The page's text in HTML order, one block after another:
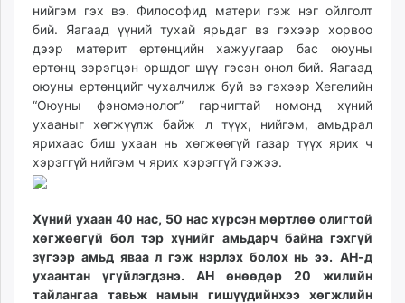
нийгэм гэх вэ. Философид матери гэж нэг ойлголт
бий. Яагаад үүний тухай ярьдаг вэ гэхээр хорвоо
дээр материт ертөнцийн хажуугаар бас оюуны
ертөнц зэрэгцэн оршдог шүү гэсэн онол бий. Яагаад
оюуны ертөнцийг чухалчилж буй вэ гэхээр Хегелийн
“Оюуны фэномэнолог” гарчигтай номонд хүний
ухааныг хөгжүүлж байж л түүх, нийгэм, амьдрал
ярихаас биш ухаан нь хөгжөөгүй газар түүх ярих ч
хэрэггүй нийгэм ч ярих хэрэггүй гэжээ.
Хүний ухаан 40 нас, 50 нас хүрсэн мөртлөө олигтой
хөгжөөгүй бол тэр хүнийг амьдарч байна гэхгүй
зүгээр амьд яваа л гэж нэрлэх болох нь ээ. АН-д
ухаантан үгүйлэгдэнэ. АН өнөөдөр 20 жилийн
тайлангаа тавьж намын гишүүдийнхээ хөгжлийн